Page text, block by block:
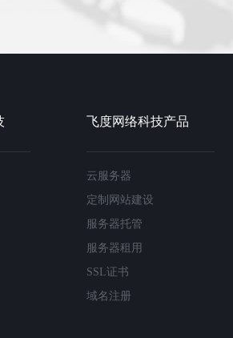
飞度网络科技产品
云服务器
定制网站建设
服务器托管
服务器租用
SSL证书
域名注册